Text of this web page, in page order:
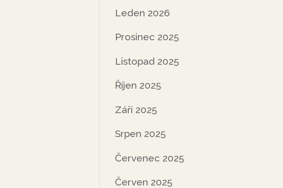
Leden 2026
Prosinec 2025
Listopad 2025
Říjen 2025
Září 2025
Srpen 2025
Červenec 2025
Červen 2025